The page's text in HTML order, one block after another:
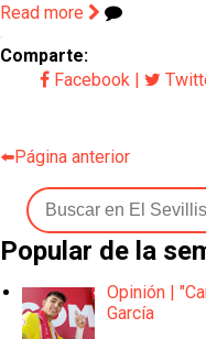
Read more
Comparte:
Facebook |
⬅️Página anterior
Popular de la
Opinión |
García